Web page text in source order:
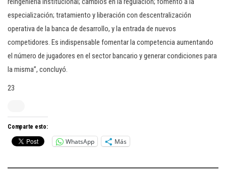
especialización; tratamiento y liberación con descentralización
operativa de la banca de desarrollo, y la entrada de nuevos
competidores. Es indispensable fomentar la competencia aumentando
el número de jugadores en el sector bancario y generar condiciones para
la misma”, concluyó.
23
Comparte esto:
WhatsApp Más